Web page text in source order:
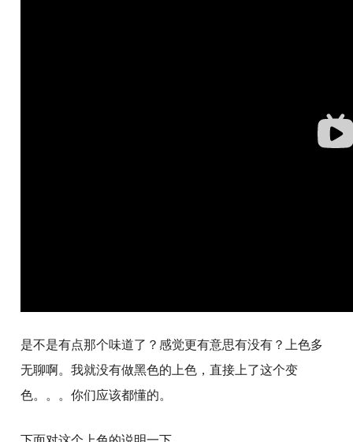
是不是有点那个味道了？感觉更有意思有没有？上色多
无聊啊。我就没有做黑色的上色，直接上了这个变
色。。。你们应该都懂的。